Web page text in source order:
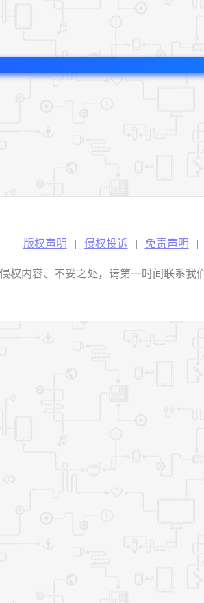
版权声明 | 侵权投诉 | 免责声明 |
权内容、不妥之处，请第一时间联系我